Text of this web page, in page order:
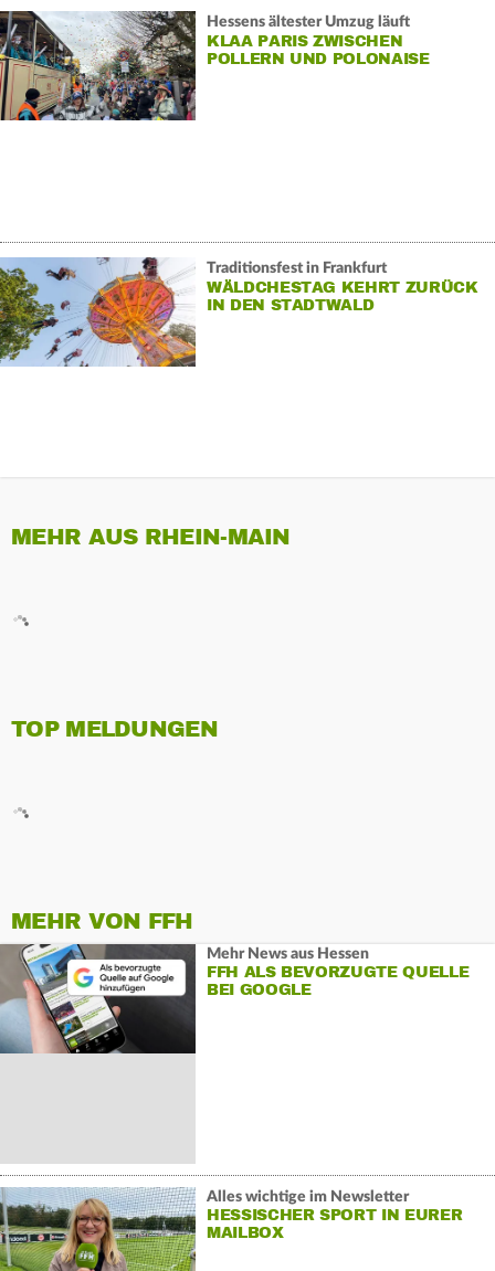
Hessens ältester Umzug läuft
KLAA PARIS ZWISCHEN
POLLERN UND POLONAISE
Traditionsfest in Frankfurt
WÄLDCHESTAG KEHRT ZURÜCK
IN DEN STADTWALD
MEHR AUS RHEIN-MAIN
TOP MELDUNGEN
MEHR VON FFH
Mehr News aus Hessen
FFH ALS BEVORZUGTE QUELLE
BEI GOOGLE
Alles wichtige im Newsletter
HESSISCHER SPORT IN EURER
MAILBOX